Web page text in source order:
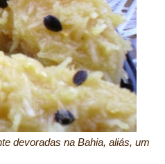
devoradas na Bahia, aliás, um